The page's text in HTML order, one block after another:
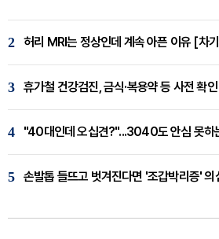
2 허리 MRI는 정상인데 계속 아픈 이유 [차
3 휴가철 건강검진, 금식·복용약 등 사전 확
4 "40대인데 오십견?"...3040도 안심 못하
5 손발톱 들뜨고 벗겨진다면 '조갑박리증'